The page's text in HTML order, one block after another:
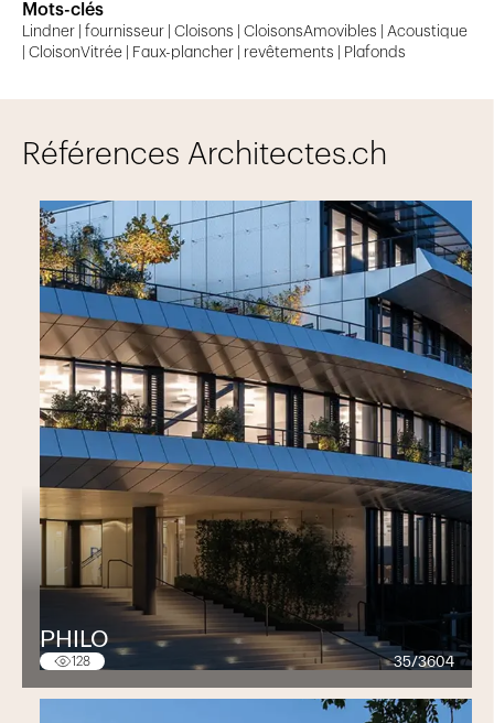
Mots-clés
Lindner | fournisseur | Cloisons | CloisonsAmovibles | Acoustique
| CloisonVitrée | Faux-plancher | revêtements | Plafonds
Références Architectes.ch
PHILO
128 35/3604